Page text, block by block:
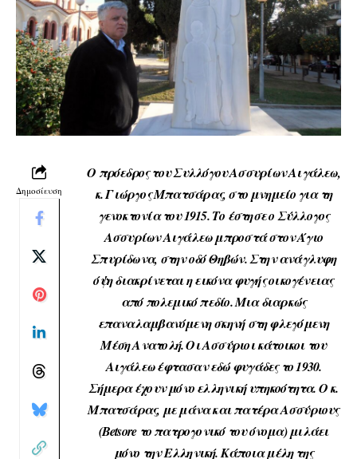
Δημοσίευση
Ο πρόεδρος του Συλλόγου Ασσυρίων Αιγάλεω,
κ. Γιώργος Μπατσάρας, στο μνημείο για τη
γενοκτονία του 1915. Το έστησε ο Σύλλογος
Ασσυρίων Αιγάλεω μπροστά στον Άγιο
Σπυρίδωνα, στην οδό Θηβών. Στην ανάγλυφη
όψη διακρίνεται η εικόνα φυγής οικογένειας
από πολεμικό πεδίο. Μια διαρκώς
επαναλαμβανόμενη σκηνή στη φλεγόμενη
Μέση Ανατολή. Οι Ασσύριοι κάτοικοι του
Αιγάλεω έφτασαν εδώ φυγάδες το 1930.
Σήμερα έχουν μόνο ελληνική υπηκοότητα. Ο κ.
Μπατσάρας, με μάνα και πατέρα Ασσύριους
(Βetsore το πατρογονικό του όνομα) μιλάει
μόνο την Ελληνική. Κάποια μέλη της